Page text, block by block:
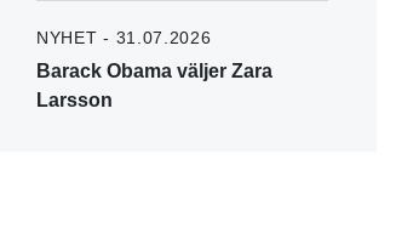
NYHET - 31.07.2026
Barack Obama väljer Zara
Larsson